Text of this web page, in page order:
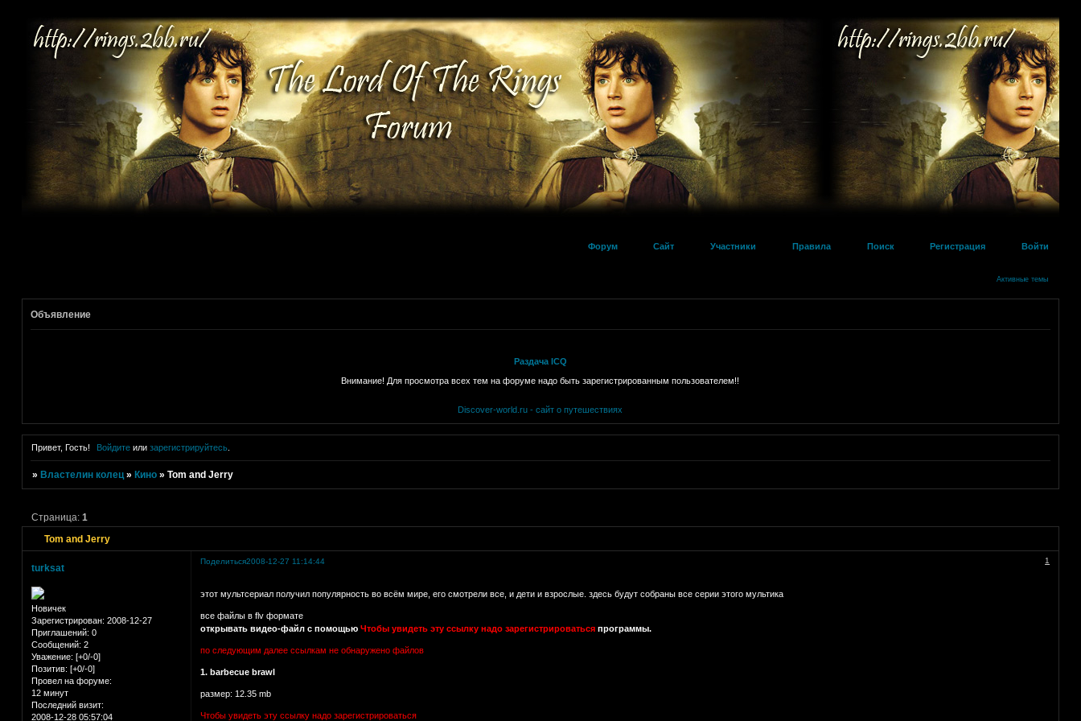
Форум Сайт Участники Правила Поиск Регистрация Войти
Активные темы
Объявление
Раздача ICQ
Внимание! Для просмотра всех тем на форуме надо быть зарегистрированным пользователем!!
Discover-world.ru - сайт о путешествиях
Привет, Гость! Войдите илизарегистрируйтесь
» Властелин колец » Кино » Tom and Jerry
Tom and Jerry
Страница: 1
Поделиться 1
2008-12-27 11:14:44
turksat
Новичек
Зарегистрирован: 2008-12-27
Приглашений: 0
Сообщений: 2
Уважение: [+0/-0]
Позитив: [+0/-0]
Провел на форуме:
12 минут
Последний визит:
2008-12-28 05:57:04
этот мультсериал получил популярность во всём мире, его смотрели все, и дети и взрослые. здесь будут собраны все серии этого мультика
все файлы в flv формате
открывать видео-файл с помощью Чтобы увидеть эту ссылку надо зарегистрироватьсяпрограммы.
по следующим далее ссылкам не обнаружено файлов
1. barbecue brawl
размер: 12.35 mb
Чтобы увидеть эту ссылку надо зарегистрироваться